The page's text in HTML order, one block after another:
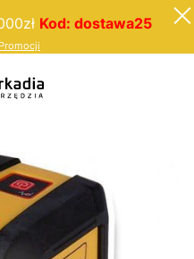
Kod: dostawa25